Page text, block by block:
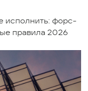
исполнить: форс-
правила 2026